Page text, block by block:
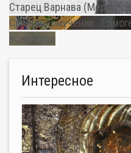
Старец Варнава
Священномученик
всея Руси
Интересное